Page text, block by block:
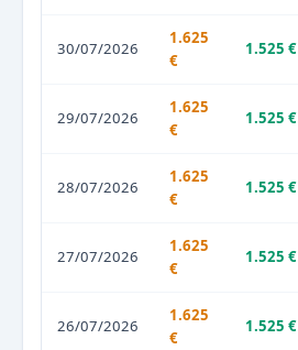
30/07/2026
1.625
€
1.525 €
29/07/2026
1.625
€
1.525 €
28/07/2026
1.625
€
1.525 €
27/07/2026
1.625
€
1.525 €
26/07/2026
1.625
€
1.525 €